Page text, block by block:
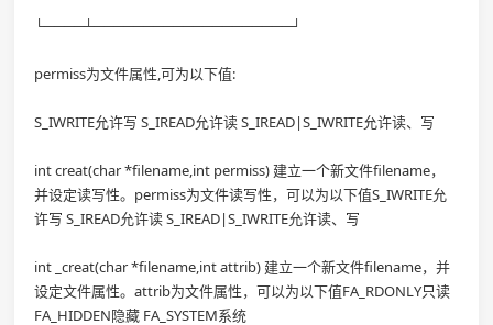
└────┴────────────────────┘
permiss为文件属性,可为以下值:
S_IWRITE允许写 S_IREAD允许读 S_IREAD|S_IWRITE允许读、写
int creat(char *filename,int permiss) 建立一个新文件filename，
并设定读写性。permiss为文件读写性，可以为以下值S_IWRITE允
许写 S_IREAD允许读 S_IREAD|S_IWRITE允许读、写
int _creat(char *filename,int attrib) 建立一个新文件filename，并
设定文件属性。attrib为文件属性，可以为以下值FA_RDONLY只读
FA_HIDDEN隐藏 FA_SYSTEM系统